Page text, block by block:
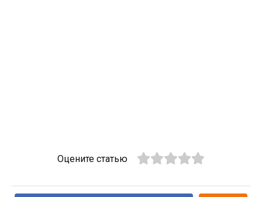
Оцените статью